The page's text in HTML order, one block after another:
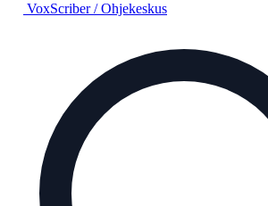
VoxScriber /Ohjekeskus